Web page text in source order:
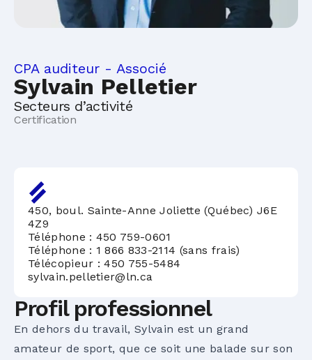
CPA auditeur - Associé
Sylvain Pelletier
Secteurs d’activité
Certification
Profil professionnel
En dehors du travail, Sylvain est un grand
amateur de sport, que ce soit une balade sur son
450, boul. Sainte-Anne Joliette (Québec) J6E
4Z9
Téléphone : 450 759-0601
Téléphone : 1 866 833-2114 (sans frais)
Télécopieur : 450 755-5484
sylvain.pelletier@ln.ca